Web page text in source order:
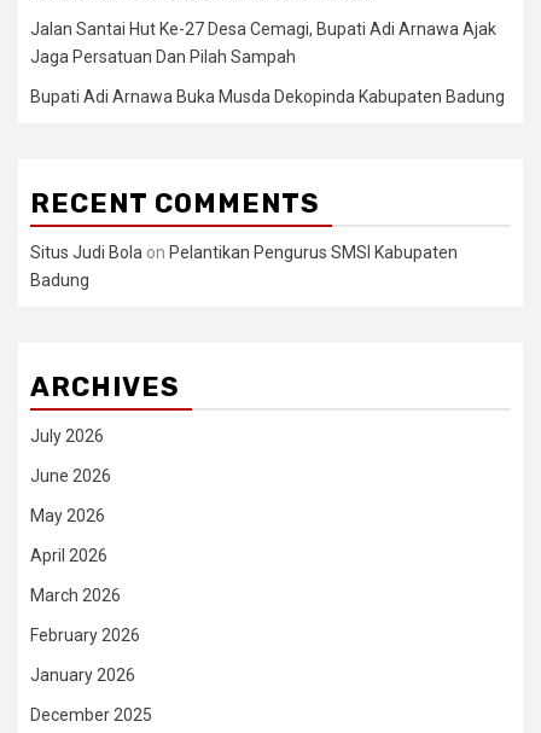
Jalan Santai Hut Ke-27 Desa Cemagi, Bupati Adi Arnawa Ajak
Jaga Persatuan Dan Pilah Sampah
Bupati Adi Arnawa Buka Musda Dekopinda Kabupaten Badung
RECENT COMMENTS
Situs Judi Bola on Pelantikan Pengurus SMSI Kabupaten
Badung
ARCHIVES
July 2026
June 2026
May 2026
April 2026
March 2026
February 2026
January 2026
December 2025